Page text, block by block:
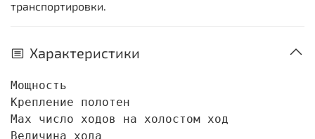
транспортировки.
Характеристики
Мощность
Крепление полотен
Max число ходов на холостом ход
Величина хода